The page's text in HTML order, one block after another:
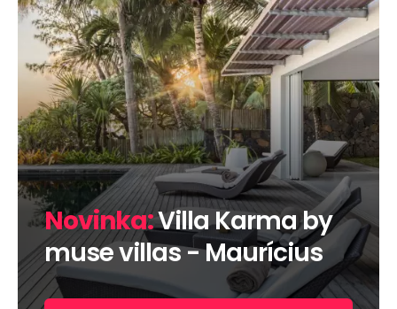
Novinka:Villa Karma by
muse villas - Maurícius